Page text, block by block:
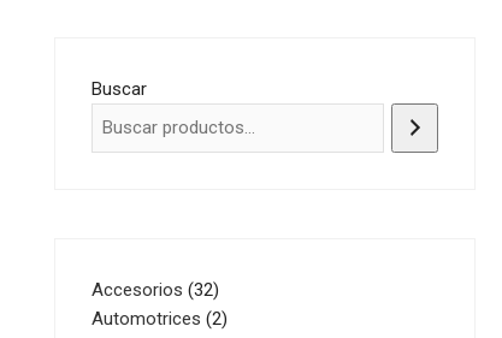
Buscar
Accesorios 3232
productos
Automotrices 22